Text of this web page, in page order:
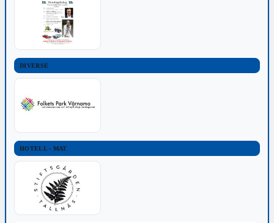
DIVERSE
HOTELL - MAT